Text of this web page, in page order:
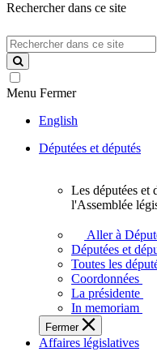
Rechercher dans ce site
Rechercher
dans
ce
site
Menu Fermer
English
Députées et députés
députés
vous
représentent
sein
de
l'Assemblée
législative
Les députées et
l'Assemblée
Aller à
Députées et
Toutes les
Coordonnées
La présidente
In memoriam
Fermer
Affaires législatives